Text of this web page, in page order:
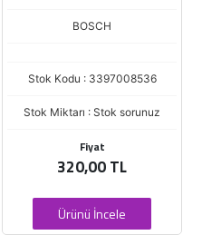
BOSCH
Stok Kodu : 3397008536
Stok Miktarı : Stok sorunuz
Fiyat
320,00 TL
Ürünü İncele